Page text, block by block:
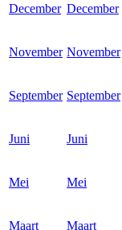
December December
November November
September September
Juni Juni
Mei Mei
Maart Maart